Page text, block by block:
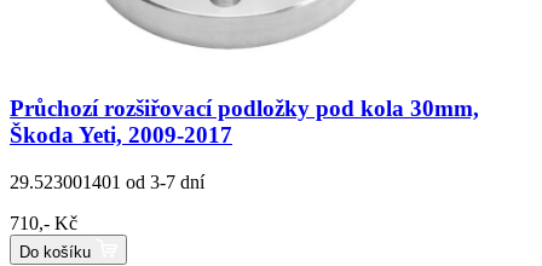
Průchozí rozšiřovací podložky pod kola 30mm,
Škoda Yeti, 2009-2017
29.523001401 od 3-7 dní
710,- Kč
Do košíku